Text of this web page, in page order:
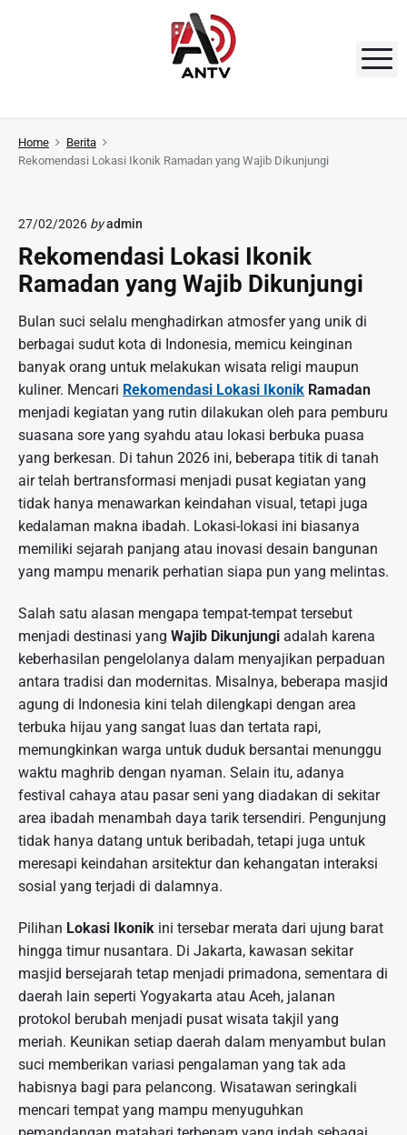
o
A
N
Home
Berita
Rekomendasi Lokasi Ikonik Ramadan yang Wajib Dikunjungi
27/02/2026 byadmin
Rekomendasi Lokasi Ikonik
Ramadan yang Wajib Dikunjungi
Bulan suci selalu menghadirkan atmosfer yang unik di
berbagai sudut kota di Indonesia, memicu keinginan
banyak orang untuk melakukan wisata religi maupun
kuliner. Mencari Rekomendasi Lokasi Ikonik Ramadan
menjadi kegiatan yang rutin dilakukan oleh para pemburu
suasana sore yang syahdu atau lokasi berbuka puasa
yang berkesan. Di tahun 2026 ini, beberapa titik di tanah
air telah bertransformasi menjadi pusat kegiatan yang
tidak hanya menawarkan keindahan visual, tetapi juga
kedalaman makna ibadah. Lokasi-lokasi ini biasanya
memiliki sejarah panjang atau inovasi desain bangunan
yang mampu menarik perhatian siapa pun yang melintas.
Salah satu alasan mengapa tempat-tempat tersebut
menjadi destinasi yang Wajib Dikunjungi adalah karena
keberhasilan pengelolanya dalam menyajikan perpaduan
antara tradisi dan modernitas. Misalnya, beberapa masjid
agung di Indonesia kini telah dilengkapi dengan area
terbuka hijau yang sangat luas dan tertata rapi,
memungkinkan warga untuk duduk bersantai menunggu
waktu maghrib dengan nyaman. Selain itu, adanya
festival cahaya atau pasar seni yang diadakan di sekitar
area ibadah menambah daya tarik tersendiri. Pengunjung
tidak hanya datang untuk beribadah, tetapi juga untuk
meresapi keindahan arsitektur dan kehangatan interaksi
sosial yang terjadi di dalamnya.
Pilihan Lokasi Ikonik ini tersebar merata dari ujung barat
hingga timur nusantara. Di Jakarta, kawasan sekitar
masjid bersejarah tetap menjadi primadona, sementara di
daerah lain seperti Yogyakarta atau Aceh, jalanan
protokol berubah menjadi pusat wisata takjil yang
meriah. Keunikan setiap daerah dalam menyambut bulan
suci memberikan variasi pengalaman yang tak ada
habisnya bagi para pelancong. Wisatawan seringkali
mencari tempat yang mampu menyuguhkan